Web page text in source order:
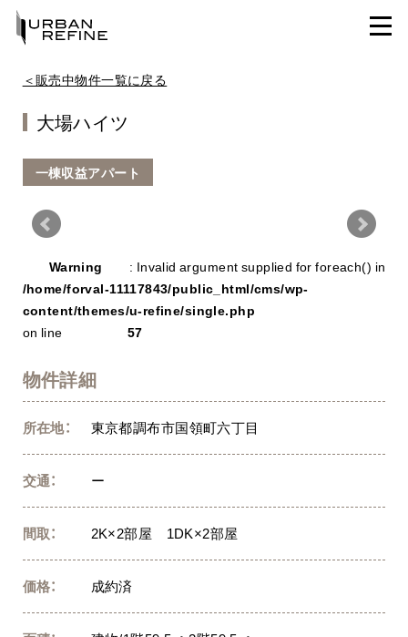
＜販売中物件一覧に戻る
大場ハイツ
一棟収益アパート
Warning
: Invalid argument supplied for foreach() in
/home/forval-11117843/public_html/cms/wp-
content/themes/u-refine/single.php
on line
57
物件詳細
所在地： 東京都調布市国領町六丁目
交通： ー
間取： 2K×2部屋 1DK×2部屋
価格： 成約済